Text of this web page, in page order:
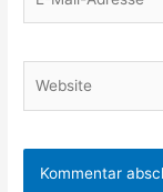
Mail-